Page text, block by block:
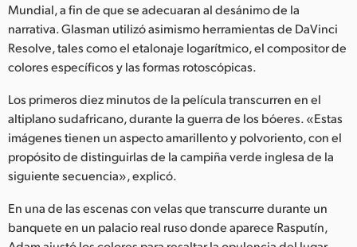
Mundial, a fin de que se adecuaran al desánimo de la
narrativa. Glasman utilizó asimismo herramientas de DaVinci
Resolve, tales como el etalonaje logarítmico, el compositor de
colores específicos y las formas rotoscópicas.
Los primeros diez minutos de la película transcurren en el
altiplano sudafricano, durante la guerra de los bóeres. «Estas
imágenes tienen un aspecto amarillento y polvoriento, con el
propósito de distinguirlas de la campiña verde inglesa de la
siguiente secuencia», explicó.
En una de las escenas con velas que transcurre durante un
banquete en un palacio real ruso donde aparece Rasputín,